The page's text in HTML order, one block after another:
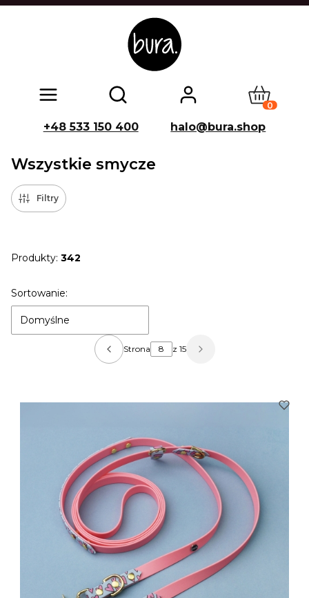
Otwórz wyszukiwarkę Produkty
+48 533 150 400 halo@bura.shop
Wszystkie smycze
Filtry
Produkty: 342
Lista produktów
Sortowanie:
Domyślne
Poprzednie produkty
Strona z 15 Następne produkty